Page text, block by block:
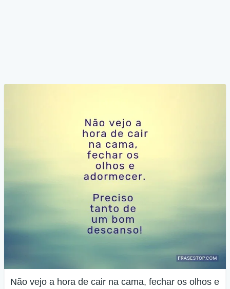
Não vejo a hora de cair na cama, fechar os olhos e